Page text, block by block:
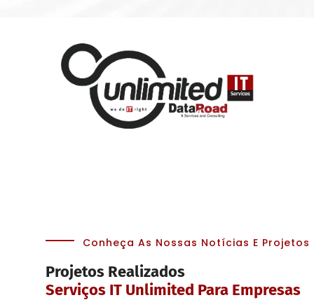
Conheça As Nossas Notícias E Projetos
Projetos Realizados
Serviços IT Unlimited Para Empresas